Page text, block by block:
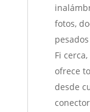
fotos,
Fi
ofrece
desde